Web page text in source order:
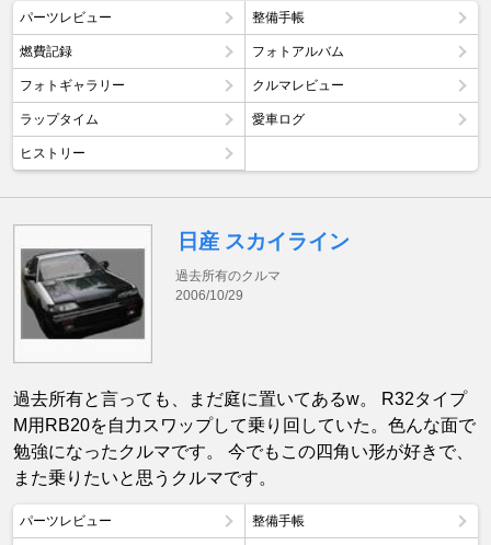
パーツレビュー 整備手帳
燃費記録 フォトアルバム
フォトギャラリー クルマレビュー
ラップタイム 愛車ログ
ヒストリー
日産 スカイライン
過去所有のクルマ
2006/10/29
過去所有と言っても、まだ庭に置いてあるw。 R32タイプ
M用RB20を自力スワップして乗り回していた。色んな面で
勉強になったクルマです。 今でもこの四角い形が好きで、
また乗りたいと思うクルマです。
パーツレビュー 整備手帳